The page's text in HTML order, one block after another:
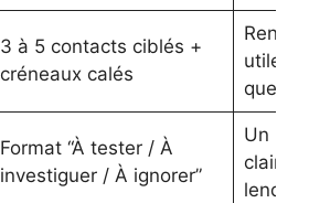
3 à 5 contacts ciblés +
créneaux calés
utiles
que
Format “À tester / À
investiguer / À ignorer”
Un
clair